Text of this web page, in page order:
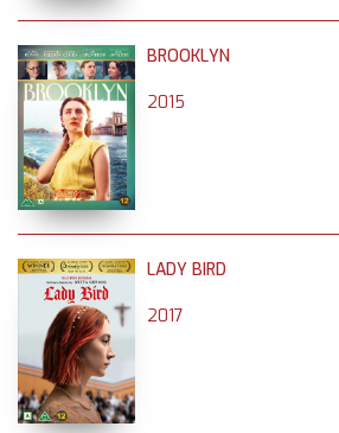
BROOKLYN
2015
LADY BIRD
2017